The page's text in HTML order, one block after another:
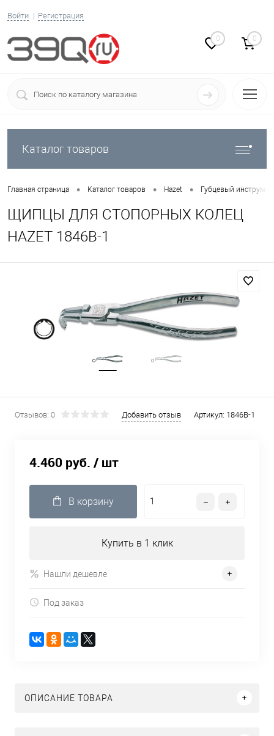
Войти Регистрация
0 0
Каталог товаров
Главная страница • Каталог товаров • Hazet • Губцевый
ЩИПЦЫ ДЛЯ СТОПОРНЫХ КОЛЕЦ
HAZET 1846B-1
Отзывов: 0 Добавить отзыв Артикул: 1846B-1
4.460 руб. / шт
В корзину
Купить в 1 клик
Нашли дешевле
Под заказ
ОПИСАНИЕ ТОВАРА